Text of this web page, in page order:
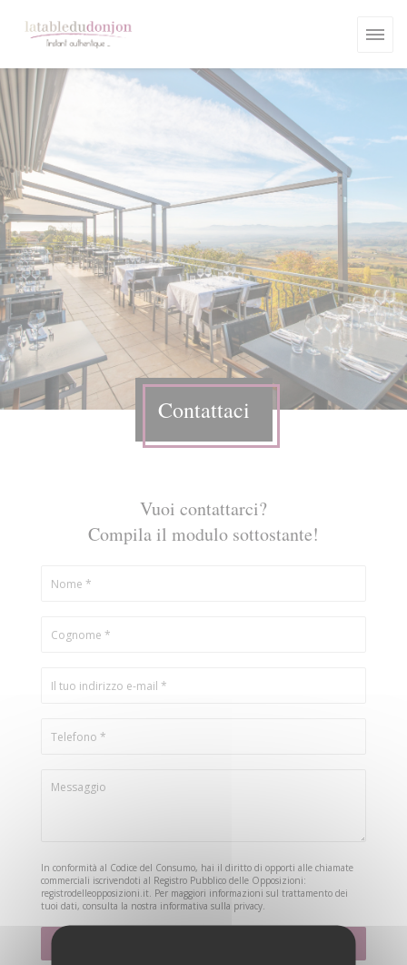
Contattaci
Vuoi contattarci?
Compila il modulo sottostante!
In conformità al Codice del Consumo, hai il diritto di opporti alle chiamate
commerciali iscrivendoti al Registro Pubblico delle Opposizioni:
registrodelleopposizioni.it. Per maggiori informazioni sul trattamento dei
tuoi dati, consulta la nostra informativa sulla privacy.